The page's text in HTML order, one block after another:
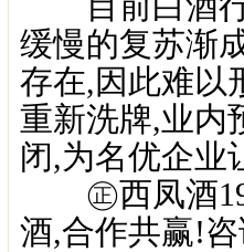
缓慢的复苏渐
存在,因此难以
重新洗牌,业内
闭,为名优企业
㊣西凤酒
酒,合作共赢!咨